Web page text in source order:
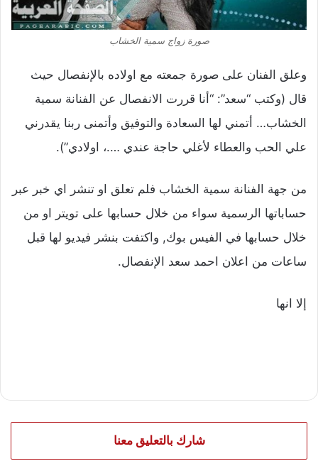
صورة زواج سمية الخشاب
وعلق الفنان على صورة جمعته مع اولاده بالإنفصال حيث
قال (وكتب “سعد”: “أنا قررت الانفصال عن الفنانة سمية
الخشاب… أتمني لها السعادة والتوفيق وأتمنى ربنا يقدرني
علي الحب والعطاء لأغلي حاجة عندي ….، اولادي”).
من جهة الفنانة سمية الخشاب فلم تعلق او تنشر اي خبر عبر
حساباتها الرسمية سواء من خلال حسابها على تويتر او من
خلال حسابها في الفيس بوك, واكتفت بنشر فيديو لها قبل
ساعات من اعلان احمد سعد الإنفصال.
إلا انها
شارك بالتعليق معنا